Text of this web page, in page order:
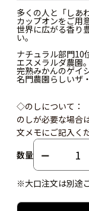
多くの人と「しあ
カップオンをご用
世界に広がる香り
い。
ナチュラル部門10
エスメラルダ農園
完熟みかんのゲイ
名門農園らしいザ
◇のしについて：
のしが必要な場合
文メモにご記入く
数量
※大口注文は別途